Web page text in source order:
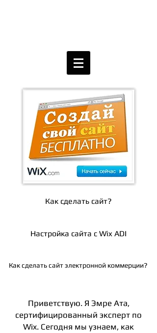
Как сделать сайт?
Настройка сайта с Wix ADI
Как сделать сайт электронной коммерции?
Приветствую. Я Эмре Ата,
сертифицированный эксперт по
Wix. Сегодня мы узнаем, как